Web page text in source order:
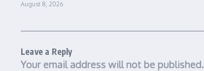
August 8, 2026
Leave a Reply
Your email address will not be published.